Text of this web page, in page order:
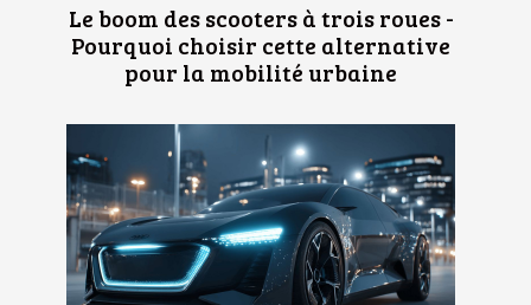
Le boom des scooters à trois roues -
Pourquoi choisir cette alternative
pour la mobilité urbaine